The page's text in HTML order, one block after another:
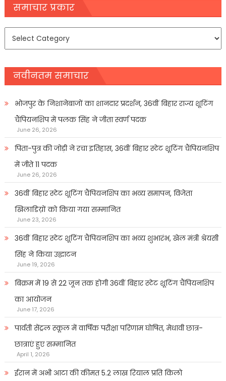
navigation
समाचार प्रकार
समाचार
नवीनतम समाचार
भोजपुर के निशानेबाजों का शानदार प्रदर्शन, 36वीं बिहार राज्य शूटिंग
चैंपियनशिप में पलक सिंह ने जीता स्वर्ण पदक
June 26, 2026
पिता-पुत्र की जोड़ी ने रचा इतिहास, 36वीं बिहार स्टेट शूटिंग चैंपियनशिप
में जीते 11 पदक
June 26, 2026
36वीं बिहार स्टेट शूटिंग चैंपियनशिप का भव्य समापन, विजेता
खिलाडिय़ों को किया गया सम्मानित
June 23, 2026
36वीं बिहार स्टेट शूटिंग चैंपियनशिप का भव्य शुभारंभ, खेल मंत्री श्रेयसी
सिंह ने किया उद्घाटन
June 19, 2026
बिक्रम में 19 से 22 जून तक होगी 36वीं बिहार स्टेट शूटिंग चैंपियनशिप
का आयोजन
June 17, 2026
पार्वती सेंट्रल स्कूल में वार्षिक परीक्षा परिणाम घोषित, मेधावी छात्र-
छात्राएं हुए सम्मानित
April 1, 2026
ईरान में अभी आटा की कीमत 5.2 लाख रियाल प्रति किलो